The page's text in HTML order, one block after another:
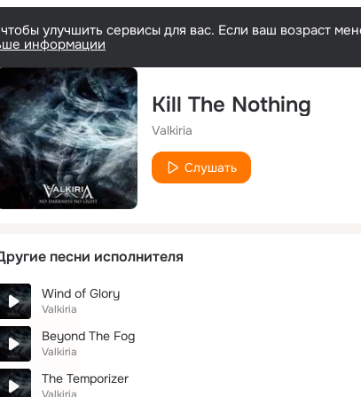
улучшить сервисы для вас. Если ваш возраст
информации
Kill The Nothing
Valkiria
Слушать
песни исполнителя
Wind of Glory
Valkiria
Beyond The Fog
Valkiria
The Temporizer